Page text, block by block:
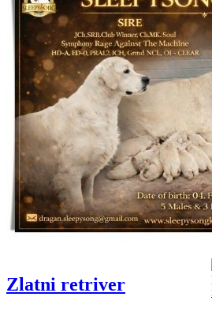
Zlatni retriver